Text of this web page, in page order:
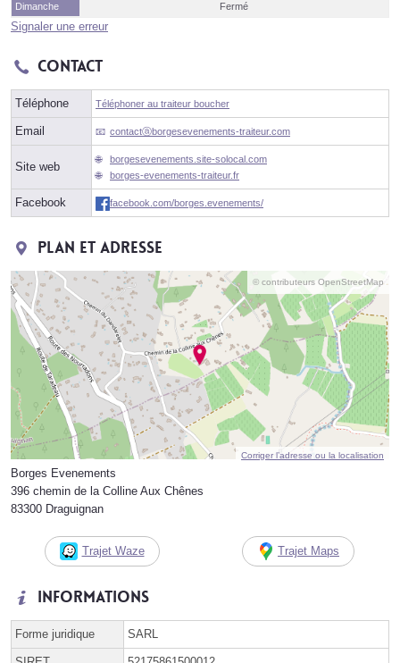
Dimanche
Fermé
Signaler une erreur
Contact
Téléphone Téléphoner au traiteur boucher
Email contactⓐborgesevenements-traiteur.com
Site web
borgesevenements.site-solocal.com
borges-evenements-traiteur.fr
Facebook facebook.com/borges.evenements/
Plan et adresse
© contributeurs OpenStreetMap
Corriger l’adresse ou la localisation
Borges Evenements
396 chemin de la Colline Aux Chênes
83300 Draguignan
Trajet Waze Trajet Maps
Informations
Forme juridique SARL